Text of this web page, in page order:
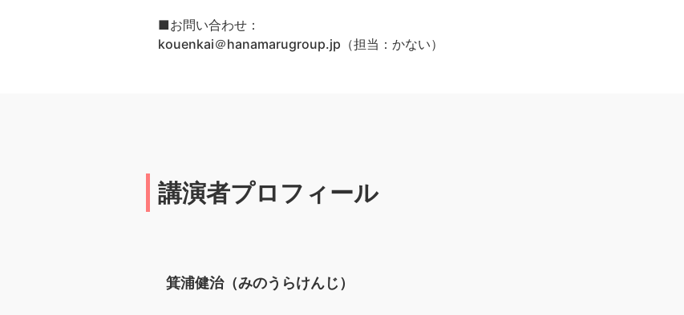
■お問い合わせ：
kouenkai＠hanamarugroup.jp（担当：かない）
講演者プロフィール
箕浦健治（みのうらけんじ）